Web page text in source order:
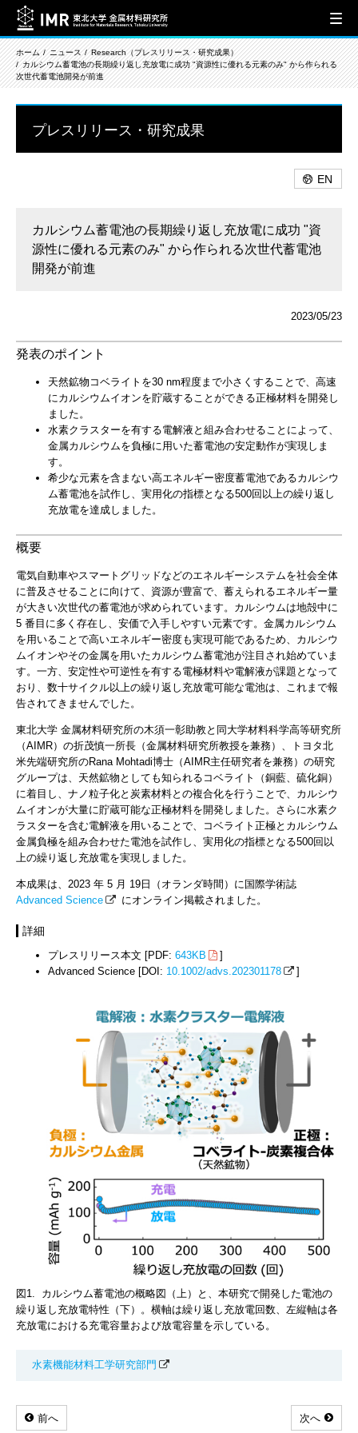
ホーム ニュース
Research（プレスリリース・研究成果）
カルシウム蓄電池の長期繰り返し充放電に成功 "資源性に優れる元素のみ" から作られる
次世代蓄電池開発が前進
プレスリリース・研究成果
EN
カルシウム蓄電池の長期繰り返し充放電に成功 "資
源性に優れる元素のみ" から作られる次世代蓄電池
開発が前進
2023/05/23
発表のポイント
天然鉱物コベライトを30 nm程度まで小さくすることで、高速
にカルシウムイオンを貯蔵することができる正極材料を開発し
ました。
水素クラスターを有する電解液と組み合わせることによって、
金属カルシウムを負極に用いた蓄電池の安定動作が実現しま
す。
希少な元素を含まない高エネルギー密度蓄電池であるカルシウ
ム蓄電池を試作し、実用化の指標となる500回以上の繰り返し
充放電を達成しました。
概要
電気自動車やスマートグリッドなどのエネルギーシステムを社会全体
に普及させることに向けて、資源が豊富で、蓄えられるエネルギー量
が大きい次世代の蓄電池が求められています。カルシウムは地殻中に
5 番目に多く存在し、安価で入手しやすい元素です。金属カルシウム
を用いることで高いエネルギー密度も実現可能であるため、カルシウ
ムイオンやその金属を用いたカルシウム蓄電池が注目され始めていま
す。一方、安定性や可逆性を有する電極材料や電解液が課題となって
おり、数十サイクル以上の繰り返し充放電可能な電池は、これまで報
告されてきませんでした。
東北大学 金属材料研究所の木須一彰助教と同大学材料科学高等研究所
（AIMR）の折茂慎一所長（金属材料研究所教授を兼務）、トヨタ北
米先端研究所のRana Mohtadi博士（AIMR主任研究者を兼務）の研究
グループは、天然鉱物としても知られるコベライト（銅藍、硫化銅）
に着目し、ナノ粒子化と炭素材料との複合化を行うことで、カルシウ
ムイオンが大量に貯蔵可能な正極材料を開発しました。さらに水素ク
ラスターを含む電解液を用いることで、コベライト正極とカルシウム
金属負極を組み合わせた電池を試作し、実用化の指標となる500回以
上の繰り返し充放電を実現しました。
本成果は、2023 年 5 月 19日（オランダ時間）に国際学術誌
Advanced Science
にオンライン掲載されました。
詳細
プレスリリース本文 [PDF: 643KB
]
Advanced Science [DOI: 10.1002/advs.202301178 ]
図1. カルシウム蓄電池の概略図（上）と、本研究で開発した電池の
繰り返し充放電特性（下）。横軸は繰り返し充放電回数、左縦軸は各
充放電における充電容量および放電容量を示している。
水素機能材料工学研究部門
前へ 次へ